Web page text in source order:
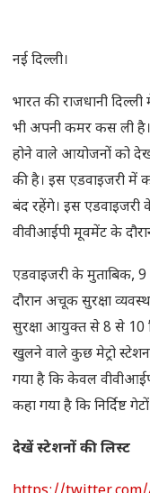
नई दिल्ली।
भारत की राजधानी
भी अपनी कमर कस ली है।
होने वाले आयोजनों को
की है। इस एडवाइजरी में
बंद रहेंगे। इस एडवाइजरी
वीवीआईपी मूवमेंट के
एडवाइजरी के मुताबिक,
दौरान अचूक सुरक्षा
सुरक्षा आयुक्त से 8 से
खुलने वाले कुछ मेट्रो
गया है कि केवल
कहा गया है कि निर्दिष्ट
देखें स्टेशनों की लिस्ट